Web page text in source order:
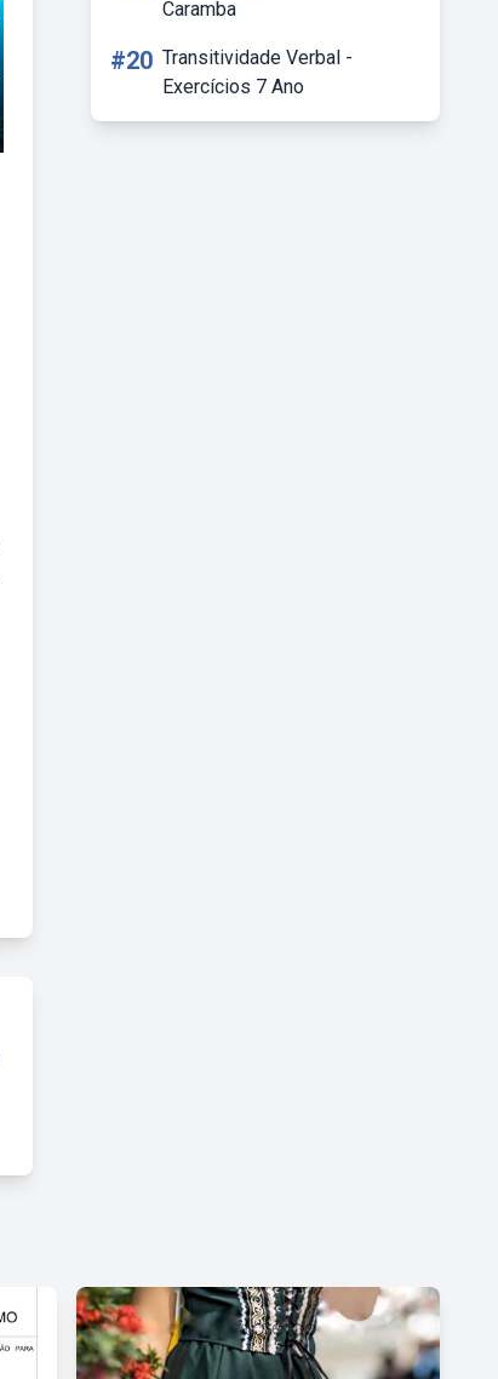
Caramba
#20 Transitividade Verbal -
Exercícios 7 Ano